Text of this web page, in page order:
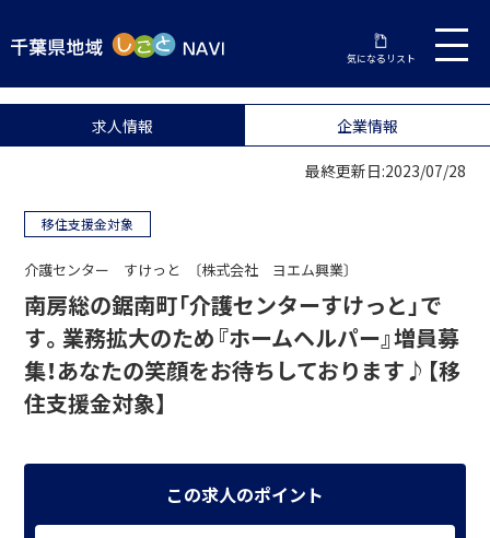
気になるリスト
求人情報 企業情報
最終更新日:2023/07/28
移住支援金対象
介護センター すけっと 〔株式会社 ヨエム興業〕
南房総の鋸南町「介護センターすけっと」で
す。業務拡大のため『ホームヘルパー』増員募
集！あなたの笑顔をお待ちしております♪【移
住支援金対象】
この求人のポイント